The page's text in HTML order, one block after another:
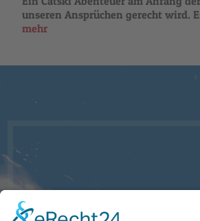
unseren Ansprüchen gerecht wird.
mehr